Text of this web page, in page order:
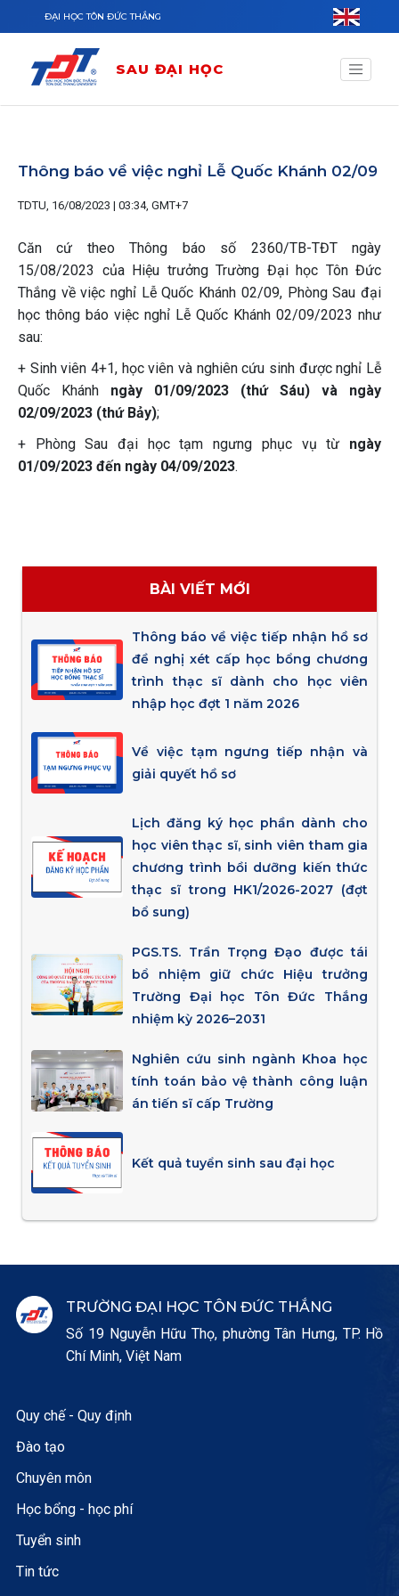
Nhảy đến nội dung
ĐẠI HỌC TÔN ĐỨC THẮNG
SAU ĐẠI HỌC
Thông báo về việc nghỉ Lễ Quốc Khánh 02/09
TDTU, 16/08/2023 | 03:34, GMT+7
Căn cứ theo Thông báo số 2360/TB-TĐT ngày
15/08/2023 của Hiệu trưởng Trường Đại học Tôn Đức
Thắng về việc nghỉ Lễ Quốc Khánh 02/09, Phòng Sau đại
học thông báo việc nghỉ Lễ Quốc Khánh 02/09/2023 như
sau:
+ Sinh viên 4+1, học viên và nghiên cứu sinh được nghỉ Lễ
Quốc Khánh ngày 01/09/2023 (thứ Sáu) và ngày
02/09/2023 (thứ Bảy);
+ Phòng Sau đại học tạm ngưng phục vụ từ ngày
01/09/2023 đến ngày 04/09/2023.
BÀI VIẾT MỚI
Thông báo về việc tiếp nhận hồ sơ
đề nghị xét cấp học bổng chương
trình thạc sĩ dành cho học viên
nhập học đợt 1 năm 2026
Về việc tạm ngưng tiếp nhận và
giải quyết hồ sơ
Lịch đăng ký học phần dành cho
học viên thạc sĩ, sinh viên tham gia
chương trình bồi dưỡng kiến thức
thạc sĩ trong HK1/2026-2027 (đợt
bổ sung)
PGS.TS. Trần Trọng Đạo được tái
bổ nhiệm giữ chức Hiệu trưởng
Trường Đại học Tôn Đức Thắng
nhiệm kỳ 2026–2031
Nghiên cứu sinh ngành Khoa học
tính toán bảo vệ thành công luận
án tiến sĩ cấp Trường
Kết quả tuyển sinh sau đại học
TRƯỜNG ĐẠI HỌC TÔN ĐỨC THẮNG
Số 19 Nguyễn Hữu Thọ, phường Tân Hưng, TP. Hồ
Chí Minh, Việt Nam
Quy chế - Quy định
Đào tạo
Chuyên môn
Học bổng - học phí
Tuyển sinh
Tin tức